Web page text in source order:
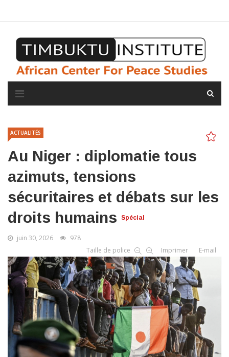
ACTUALITÉS
Au Niger : diplomatie tous
azimuts, tensions
sécuritaires et débats sur les
droits humains
Spécial
juin 30, 2026
978
Taille de police
Imprimer E-mail